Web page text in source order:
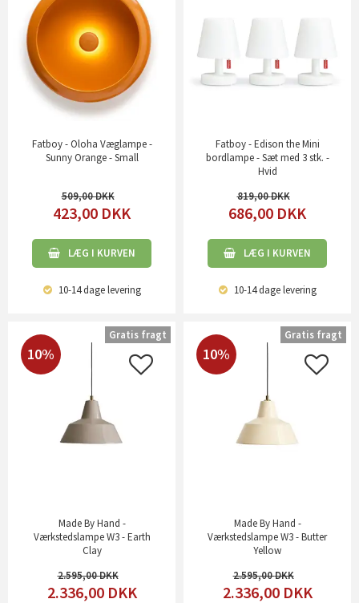
Fatboy - Oloha Væglampe -
Sunny Orange - Small
509,00
423,00 DKK
LÆG I KURVEN
10-14 dagelevering
Fatboy - Edison the Mini
bordlampe - Sæt med 3 stk. -
Hvid
819,00
686,00 DKK
LÆG I KURVEN
10-14 dagelevering
10%
Made By Hand -
Værkstedslampe W3 - Earth
Clay
2.595,00
2.336,00 DKK
Gratis fragt
10%
Made By Hand -
Værkstedslampe W3 - Butter
Yellow
2.595,00
2.336,00 DKK
Gratis fragt